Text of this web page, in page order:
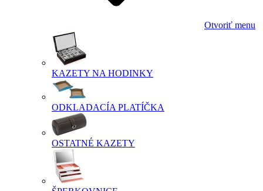
Otvoriť menu
KAZETY NA HODINKY
ODKLADACÍA PLATÍČKA
OSTATNÉ KAZETY